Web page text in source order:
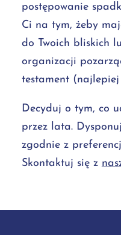
postępowanie
Ci na tym, żeby
do Twoich bliskich
organizacji
testament
Decyduj o tym, co
przez lata.
zgodnie z
Skontaktuj się z